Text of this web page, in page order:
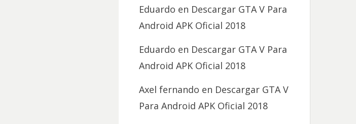
Eduardo en Descargar GTA V Para
Android APK Oficial 2018
Eduardo en Descargar GTA V Para
Android APK Oficial 2018
Axel fernando en Descargar GTA V
Para Android APK Oficial 2018